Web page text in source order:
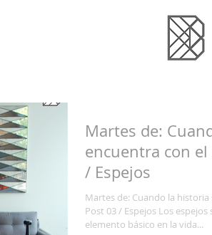
Martes de:
encuentra con el
/ Espejos
Martes de: Cuando la historia
Post 03 / Espejos Los
elemento básico en la vida...